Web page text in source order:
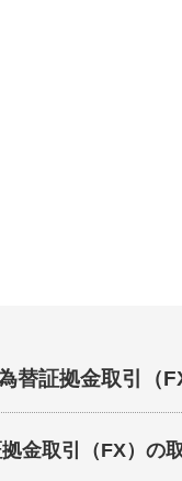
替証拠金取引（
金取引（FX）の